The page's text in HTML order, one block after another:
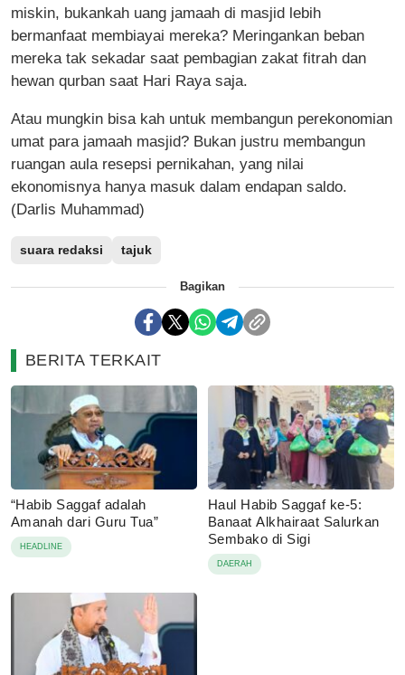
miskin, bukankah uang jamaah di masjid lebih
bermanfaat membiayai mereka? Meringankan beban
mereka tak sekadar saat pembagian zakat fitrah dan
hewan qurban saat Hari Raya saja.
Atau mungkin bisa kah untuk membangun perekonomian
umat para jamaah masjid? Bukan justru membangun
ruangan aula resepsi pernikahan, yang nilai
ekonomisnya hanya masuk dalam endapan saldo.
(Darlis Muhammad)
suara redaksi tajuk
Bagikan
BERITA TERKAIT
“Habib Saggaf adalah
Amanah dari Guru Tua”
HEADLINE
Haul Habib Saggaf ke-5:
Banaat Alkhairaat Salurkan
Sembako di Sigi
DAERAH